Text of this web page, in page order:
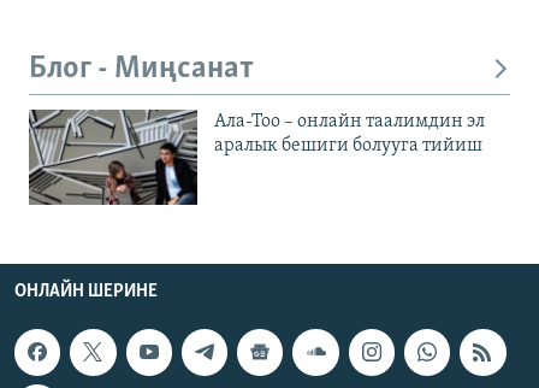
Блог - Миңсанат
Ала-Тоо – онлайн таалимдин эл
аралык бешиги болууга тийиш
ОНЛАЙН ШЕРИНЕ